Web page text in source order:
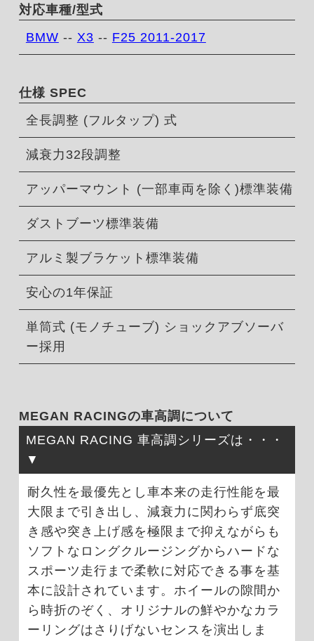
対応車種/型式
BMW -- X3 -- F25 2011-2017
仕様 SPEC
全長調整 (フルタップ) 式
減衰力32段調整
アッパーマウント (一部車両を除く)標準装備
ダストブーツ標準装備
アルミ製ブラケット標準装備
安心の1年保証
単筒式 (モノチューブ) ショックアブソーバ
ー採用
MEGAN RACINGの車高調について
MEGAN RACING 車高調シリーズは・・・
耐久性を最優先とし車本来の走行性能を最
大限まで引き出し、減衰力に関わらず底突
き感や突き上げ感を極限まで抑えながらも
ソフトなロングクルージングからハードな
スポーツ走行まで柔軟に対応できる事を基
本に設計されています。ホイールの隙間か
ら時折のぞく、オリジナルの鮮やかなカラ
ーリングはさりげないセンスを演出しま